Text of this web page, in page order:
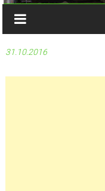
31.10.2016